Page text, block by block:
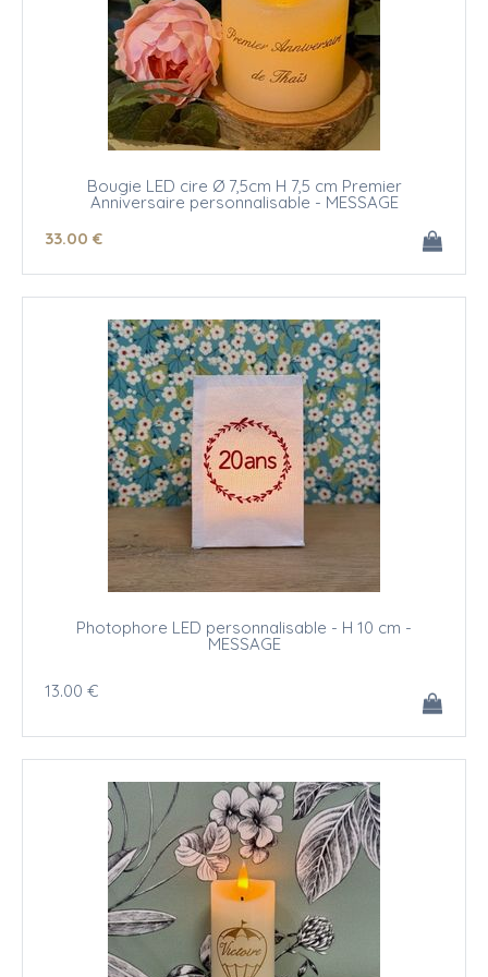
Bougie LED cire Ø 7,5cm H 7,5 cm Premier
Anniversaire personnalisable - MESSAGE
33.00 €
Photophore LED personnalisable - H 10 cm -
MESSAGE
13.00 €